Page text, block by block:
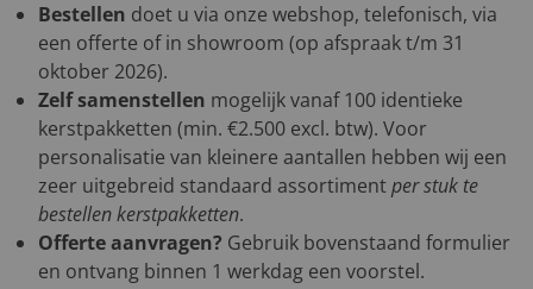
Bestellen doet u via onze webshop, telefonisch, via
een offerte of in showroom (op afspraak t/m 31
oktober 2026).
Zelf samenstellen mogelijk vanaf 100 identieke
kerstpakketten (min. €2.500 excl. btw). Voor
personalisatie van kleinere aantallen hebben wij een
zeer uitgebreid standaard assortimentper stuk te
bestellen kerstpakketten.
Offerte aanvragen? Gebruik bovenstaand formulier
en ontvang binnen 1 werkdag een voorstel.